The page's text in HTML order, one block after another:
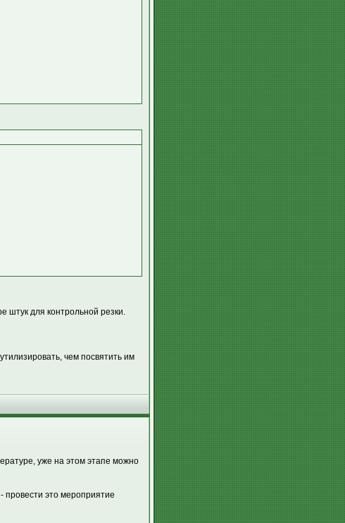
штук для контрольной резки.
чем посвятить им
уже на этом этапе можно
провести это мероприятие